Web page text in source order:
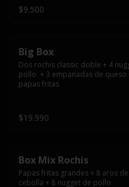
$9.500
Big Box
Dos rochis classic doble + 4
pollo  + 3 empanadas de queso
papas fritas
$19.990
Box Mix Rochis
Papas fritas grandes + 8 aros de
cebolla + 8 nugget de pollo